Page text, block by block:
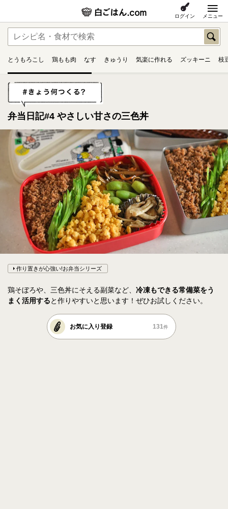
ログイン メニュー
とうもろこし 鶏もも肉 なす きゅうり 気楽に作れる ズッキーニ 枝
弁当日記#4 やさしい甘さの三色丼
作り置きが心強い!お弁当シリーズ
鶏そぼろや、三色丼にそえる副菜など、 冷凍もできる常備菜をう
まく活用すると作りやすいと思います！ぜひお試しください。
お気に入り登録 131件